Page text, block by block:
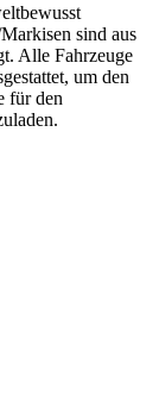
sind aus
Alle Fahrzeuge
um den
für den